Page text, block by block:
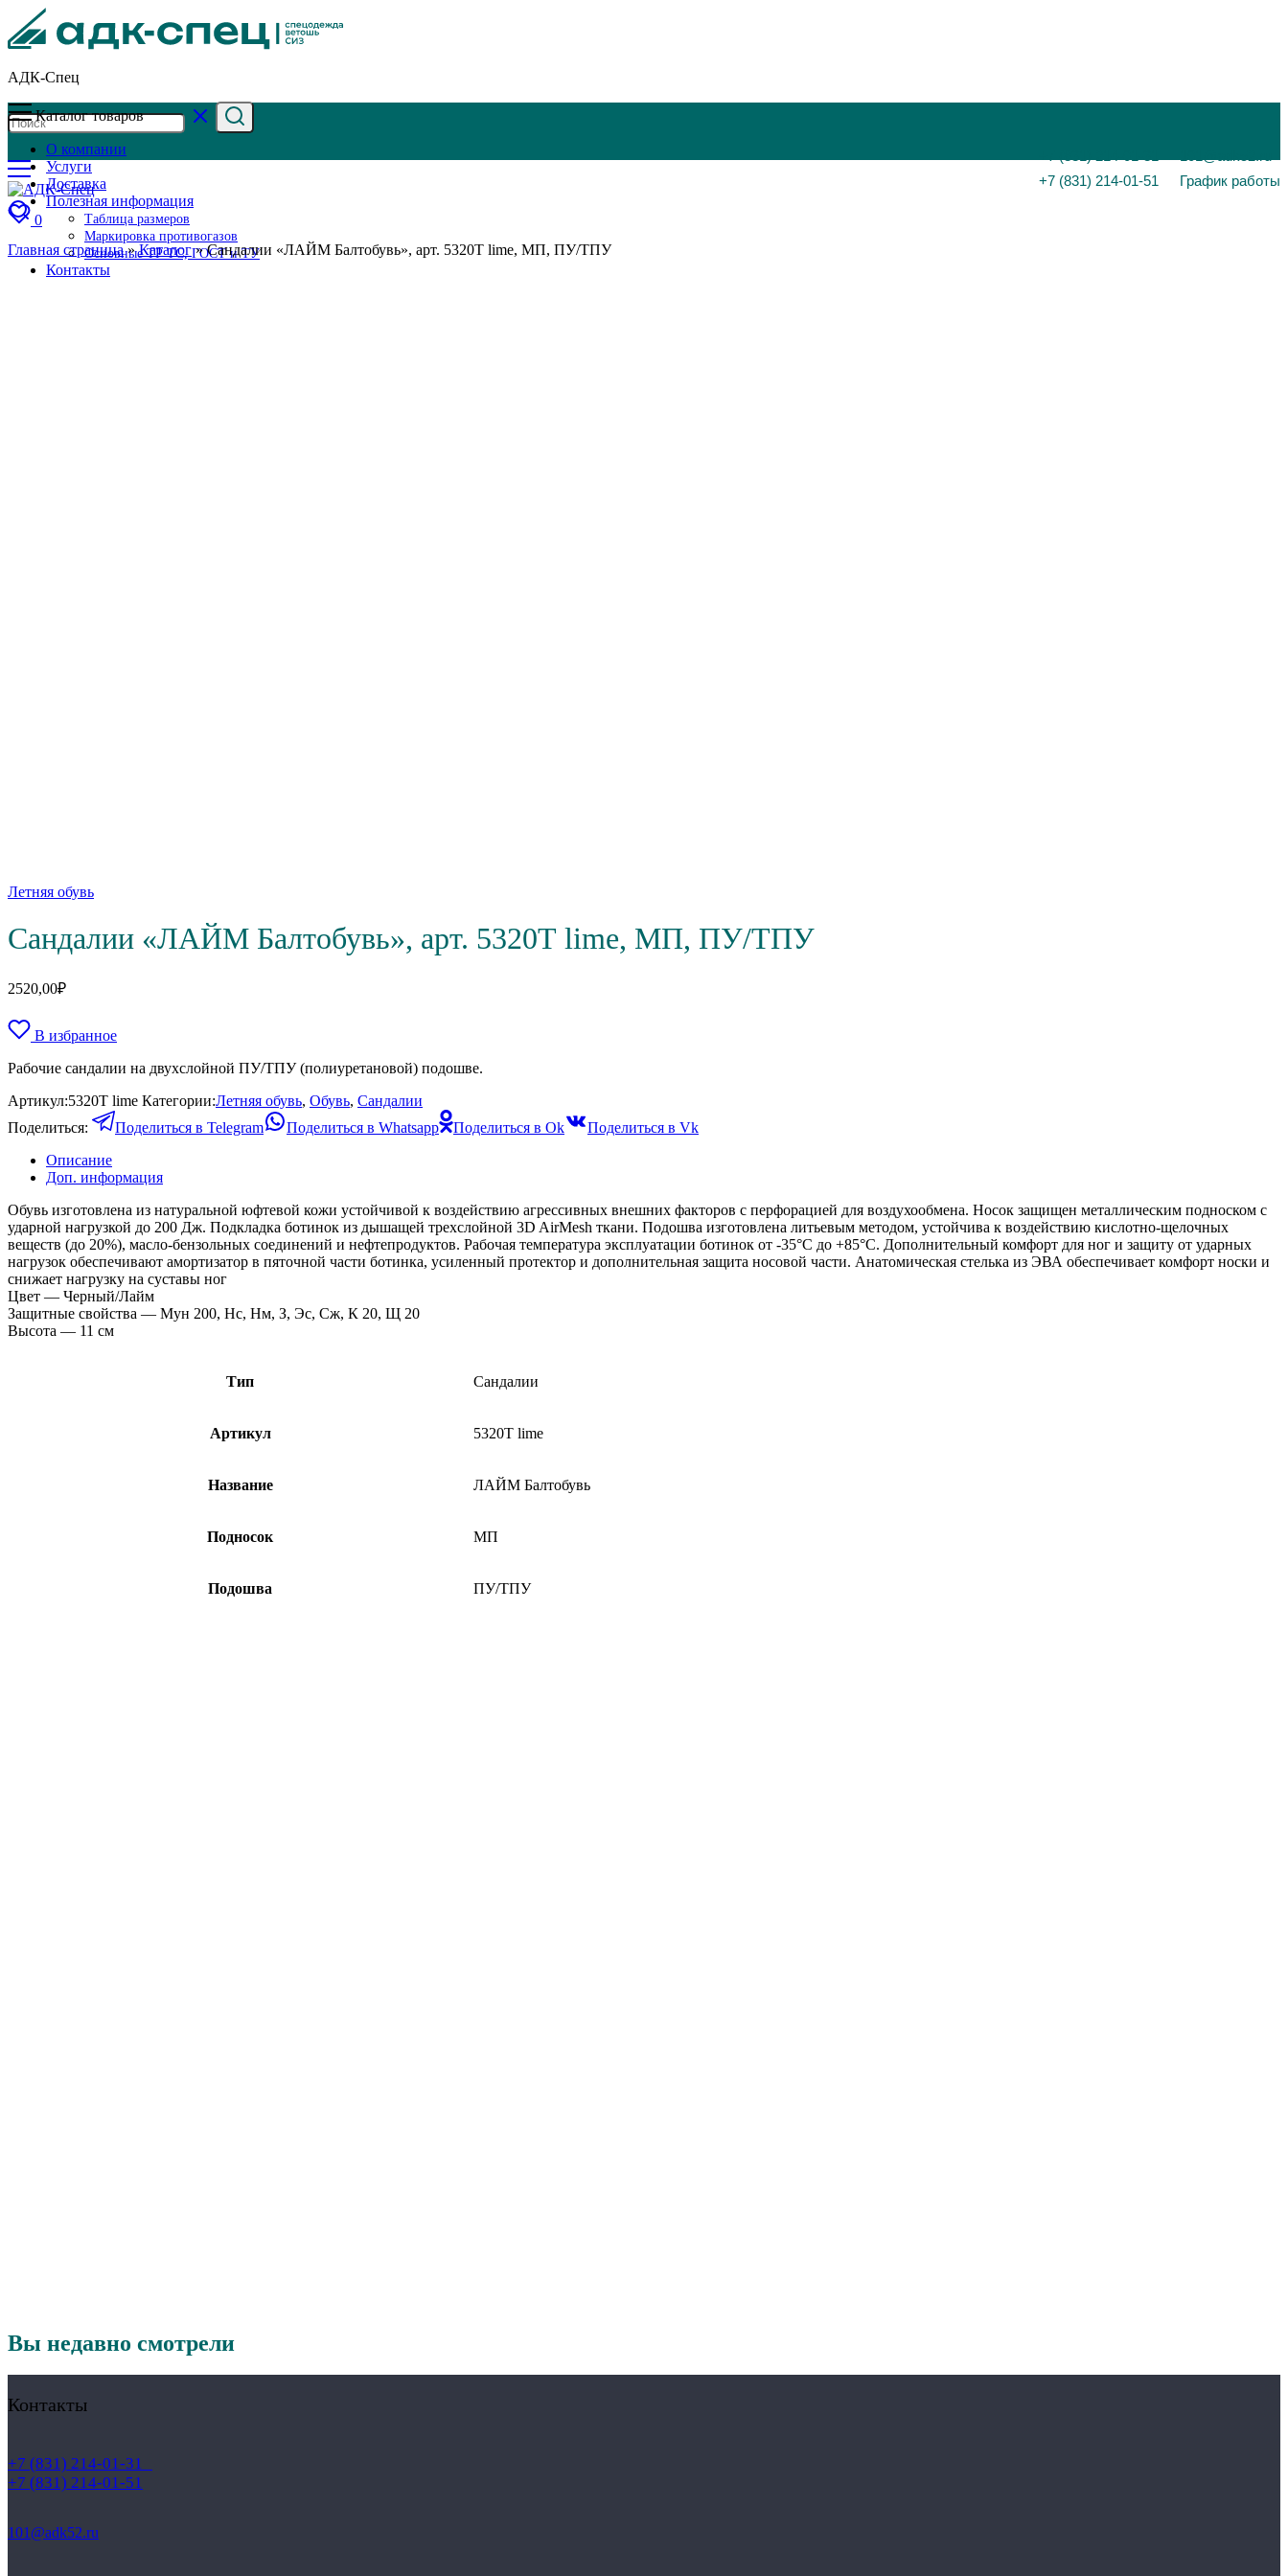
АДК-Спец
+7 (831) 214-01-51
График работы
0
Каталог товаров
О компании
Услуги
Доставка
Полезная информация
Таблица размеров
Маркировка противогазов
Основные ТР ТС, ГОСТ и ТУ
Контакты
Главная страница»Каталог»Сандалии «ЛАЙМ Балтобувь», арт. 5320Т lime, МП, ПУ/ТПУ
Летняя обувь
Сандалии «ЛАЙМ Балтобувь», арт. 5320Т lime, МП, ПУ/ТПУ
2520,00₽
В избранное
Рабочие сандалии на двухслойной ПУ/TПУ (полиуретановой) подошве.
Артикул:5320Т lime Категории:Летняя обувь, Обувь, Сандалии
Поделиться:
Поделиться в Telegram Поделиться в Whatsapp Поделиться в Ok
Поделиться в Vk
Описание
Доп. информация
Обувь изготовлена из натуральной юфтевой кожи устойчивой к воздействию агрессивных внешних факторов с перфорацией для воздухообмена. Носок защищен металлическим подноском с
ударной нагрузкой до 200 Дж. Подкладка ботинок из дышащей трехслойной 3D AirMesh ткани. Подошва изготовлена литьевым методом, устойчива к воздействию кислотно-щелочных
веществ (до 20%), масло-бензольных соединений и нефтепродуктов. Рабочая температура эксплуатации ботинок от -35°С до +85°С. Дополнительный комфорт для ног и защиту от ударных
нагрузок обеспечивают амортизатор в пяточной части ботинка, усиленный протектор и дополнительная защита носовой части. Анатомическая стелька из ЭВА обеспечивает комфорт носки и
снижает нагрузку на суставы ног
Цвет — Черный/Лайм
Защитные свойства — Мун 200, Нс, Нм, З, Эс, Сж, К 20, Щ 20
Высота — 11 см
Тип Сандалии
Артикул 5320Т lime
Название ЛАЙМ Балтобувь
Подносок МП
Подошва ПУ/ТПУ
Вы недавно смотрели
Контакты
+7 (831) 214-01-31
+7 (831) 214-01-51
101@adk52.ru